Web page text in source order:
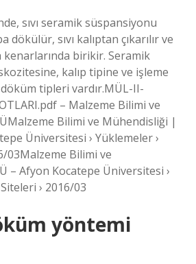
sıvı seramik süspansiyonu
dökülür, sıvı kalıptan çıkarılır ve
kenarlarında birikir. Seramik
kalıp tipine ve işleme
tipleri vardır.MÜL-II-
– Malzeme Bilimi ve
Bilimi ve Mühendisliği |
Üniversitesi › Yüklemeler ›
03Malzeme Bilimi ve
– Afyon Kocatepe Üniversitesi ›
› 2016/03
yöntemi